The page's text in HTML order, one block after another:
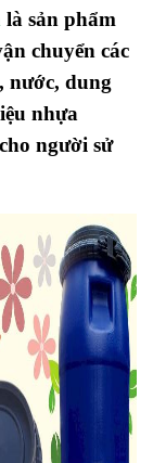
là sản phẩm
chuyển các
nước, dung
nhựa
người sử